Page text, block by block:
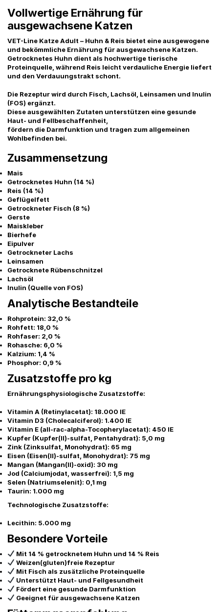
Vollwertige Ernährung für
ausgewachsene Katzen
VET-Line Katze Adult – Huhn & Reis bietet eine ausgewogene
und bekömmliche Ernährung für ausgewachsene Katzen.
Getrocknetes Huhn dient als hochwertige tierische
Proteinquelle, während Reis leicht verdauliche Energie liefert
und den Verdauungstrakt schont.
Die Rezeptur wird durch Fisch, Lachsöl, Leinsamen und Inulin
(FOS) ergänzt.
Diese ausgewählten Zutaten unterstützen eine gesunde
Haut- und Fellbeschaffenheit,
fördern die Darmfunktion und tragen zum allgemeinen
Wohlbefinden bei.
Zusammensetzung
Mais
Getrocknetes Huhn (14 %)
Reis (14 %)
Geflügelfett
Getrockneter Fisch (8 %)
Gerste
Maiskleber
Bierhefe
Eipulver
Getrockneter Lachs
Leinsamen
Getrocknete Rübenschnitzel
Lachsöl
Inulin (Quelle von FOS)
Analytische Bestandteile
Rohprotein: 32,0 %
Rohfett: 18,0 %
Rohfaser: 2,0 %
Rohasche: 6,0 %
Kalzium: 1,4 %
Phosphor: 0,9 %
Zusatzstoffe pro kg
Ernährungsphysiologische Zusatzstoffe:
Vitamin A (Retinylacetat): 18.000 IE
Vitamin D3 (Cholecalciferol): 1.400 IE
Vitamin E (all-rac-alpha-Tocopherylacetat): 450 IE
Kupfer (Kupfer(II)-sulfat, Pentahydrat): 5,0 mg
Zink (Zinksulfat, Monohydrat): 65 mg
Eisen (Eisen(II)-sulfat, Monohydrat): 75 mg
Mangan (Mangan(II)-oxid): 30 mg
Jod (Calciumjodat, wasserfrei): 1,5 mg
Selen (Natriumselenit): 0,1 mg
Taurin: 1.000 mg
Technologische Zusatzstoffe:
Lecithin: 5.000 mg
Besondere Vorteile
Mit 14 % getrocknetem Huhn und 14 % Reis
Weizen(gluten)freie Rezeptur
Mit Fisch als zusätzliche Proteinquelle
Unterstützt Haut- und Fellgesundheit
Fördert eine gesunde Darmfunktion
Geeignet für ausgewachsene Katzen